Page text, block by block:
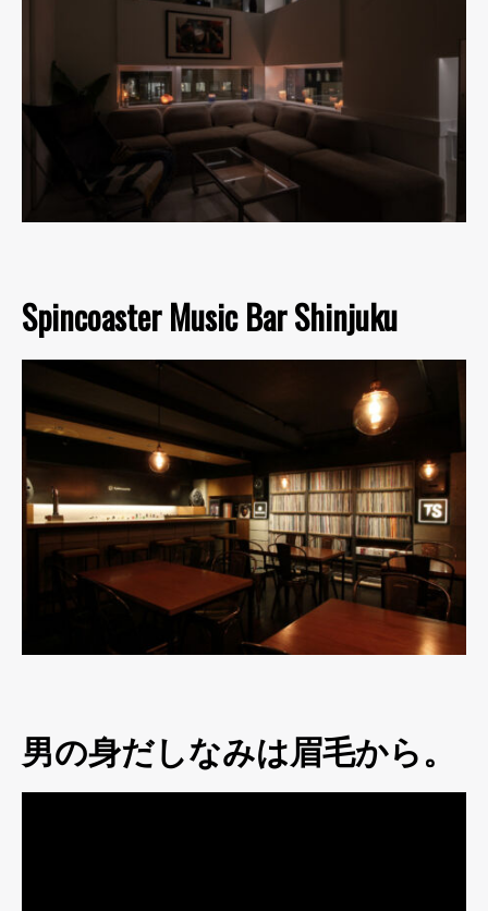
Spincoaster Music Bar Shinjuku
男の身だしなみは眉毛から。